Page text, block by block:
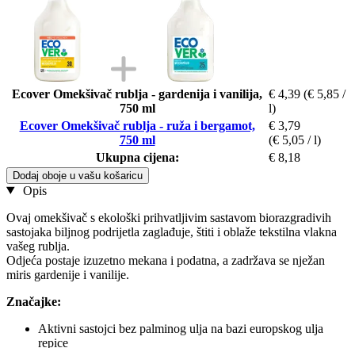
Ecover Omekšivač rublja - gardenija i vanilija,
750 ml
€ 4,39 (€ 5,85 /
l)
Ecover Omekšivač rublja - ruža i bergamot,
750 ml
€ 3,79
(€ 5,05 / l)
Ukupna cijena:
€ 8,18
Dodaj oboje u vašu košaricu
Opis
Ovaj omekšivač s ekološki prihvatljivim sastavom biorazgradivih
sastojaka biljnog podrijetla zaglađuje, štiti i oblaže tekstilna vlakna
vašeg rublja.
Odjeća postaje izuzetno mekana i podatna, a zadržava se nježan
miris gardenije i vanilije.
Značajke:
Aktivni sastojci bez palminog ulja na bazi europskog ulja
repice